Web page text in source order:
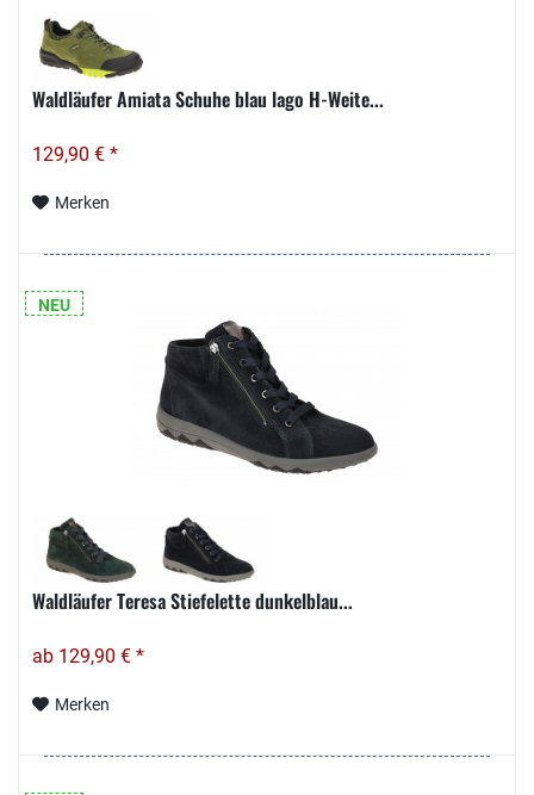
Waldläufer Amiata Schuhe blau lago H-Weite...
129,90 € *
Merken
NEU
Waldläufer Teresa Stiefelette dunkelblau...
ab 129,90 € *
Merken